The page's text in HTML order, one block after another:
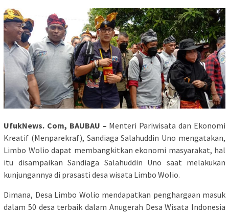
UfukNews. Com, BAUBAU – Menteri Pariwisata dan Ekonomi
Kreatif (Menparekraf), Sandiaga Salahuddin Uno mengatakan,
Limbo Wolio dapat membangkitkan ekonomi masyarakat, hal
itu disampaikan Sandiaga Salahuddin Uno saat melakukan
kunjungannya di prasasti desa wisata Limbo Wolio.
Dimana, Desa Limbo Wolio mendapatkan penghargaan masuk
dalam 50 desa terbaik dalam Anugerah Desa Wisata Indonesia